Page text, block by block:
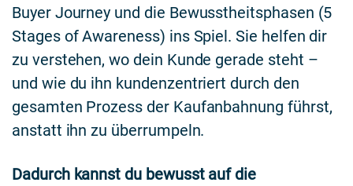
Buyer Journey und die Bewusstheitsphasen (5
Stages of Awareness) ins Spiel. Sie helfen dir
zu verstehen, wo dein Kunde gerade steht –
und wie du ihn kundenzentriert durch den
gesamten Prozess der Kaufanbahnung führst,
anstatt ihn zu überrumpeln.
Dadurch kannst du bewusst auf die